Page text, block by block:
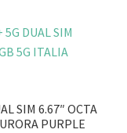
SIM 6.67″ OCTA
PURPLE